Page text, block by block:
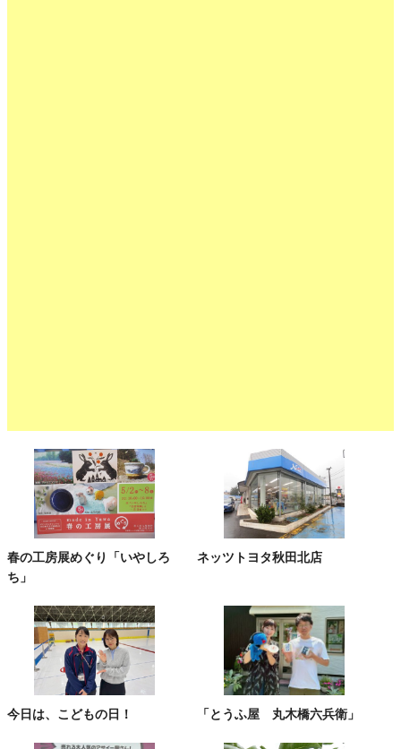
春の工房展めぐり「いやしろ
ち」
ネッツトヨタ秋田北店
今日は、こどもの日！ 「とうふ屋 丸木橋六兵衛」